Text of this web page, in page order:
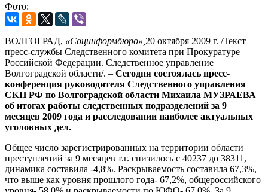
Фото:
ВОЛГОГРАД, «Социнформбюро», 20 октября 2009 г. /Текст
пресс-службы Следственного комитета при Прокуратуре
Российской Федерации. Следственное управление
Волгоградской области/. – Сегодня состоялась пресс-
конференция руководителя Следственного управления
СКП РФ по Волгоградской области Михаила МУЗРАЕВА
об итогах работы следственных подразделений за 9
месяцев 2009 года и расследовании наиболее актуальных
уголовных дел.
Общее число зарегистрированных на территории области
преступлений за 9 месяцев т.г. снизилось с 40237 до 38311,
динамика составила -4,8%. Раскрываемость составила 67,3%,
что выше как уровня прошлого года- 67,2%, общероссийского